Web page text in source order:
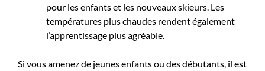
pour les enfants et les nouveaux skieurs. Les
températures plus chaudes rendent également
l’apprentissage plus agréable.
Si vous amenez de jeunes enfants ou des débutants, il est